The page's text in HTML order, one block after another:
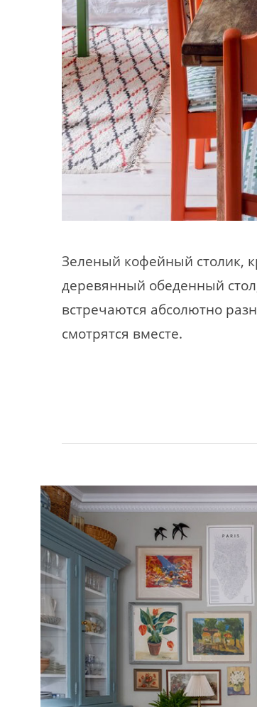
Зеленый кофейный столик,
деревянный обеденный
встречаются абсолютно
смотрятся вместе.